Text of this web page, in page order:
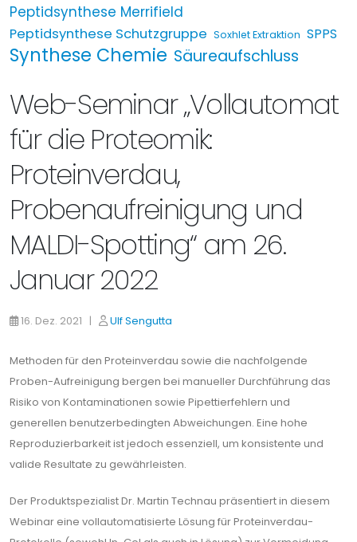
Peptidsynthese Merrifield
Peptidsynthese Schutzgruppe Soxhlet Extraktion SPPS
Synthese Chemie Säureaufschluss
Web-Seminar „Vollautomat
für die Proteomik:
Proteinverdau,
Probenaufreinigung und
MALDI-Spotting“ am 26.
Januar 2022
16. Dez. 2021 | Ulf Sengutta
Methoden für den Proteinverdau sowie die nachfolgende
Proben-Aufreinigung bergen bei manueller Durchführung das
Risiko von Kontaminationen sowie Pipettierfehlern und
generellen benutzerbedingten Abweichungen. Eine hohe
Reproduzierbarkeit ist jedoch essenziell, um konsistente und
valide Resultate zu gewährleisten.
Der Produktspezialist Dr. Martin Technau präsentiert in diesem
Webinar eine vollautomatisierte Lösung für Proteinverdau-